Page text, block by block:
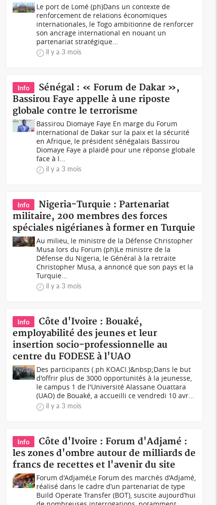
Le port de Lomé (ph)Dans un contexte de
renforcement de relations économiques
internationales, le Togo ambitionne de renforcer
son ancrage international en nouant un
partenariat stratégique...
il y a 3 mois
Info
Sénégal : « Forum de Dakar »,
Bassirou Faye appelle à une riposte
globale contre le terrorisme
Bassirou Diomaye Faye En marge du Forum
international de Dakar sur la paix et la sécurité
en Afrique, le président sénégalais Bassirou
Diomaye Faye a plaidé pour une réponse globale
face à l...
il y a 3 mois
Info
Nigeria-Turquie : Partenariat
militaire, 200 membres des forces
spéciales nigérianes à former en Turquie
Au milieu, le ministre de la Défense Christopher
Musa lors du Forum (ph)Le ministre de la
Défense du Nigeria, le Général à la retraite
Christopher Musa, a annoncé que son pays et la
Turquie...
il y a 3 mois
Info
Côte d'Ivoire : Bouaké,
employabilité des jeunes et leur
insertion socio-professionnelle au
centre du FODESE à l'UAO
Des participants (.ph KOACI.)&nbsp;Dans le but
d'offrir plus de 3000 opportunités à la jeunesse,
le campus 1 de l'Université Alassane Ouattara
(UAO) de Bouaké, a accueilli ce vendredi 10 avr...
il y a 3 mois
Info
Côte d'Ivoire : Forum d'Adjamé :
les zones d'ombre autour de milliards de
francs de recettes et l'avenir du site
Forum d'AdjaméLe Forum des marchés d’Adjamé,
réalisé dans le cadre d’un partenariat de type
Build Operate Transfer (BOT), suscite aujourd’hui